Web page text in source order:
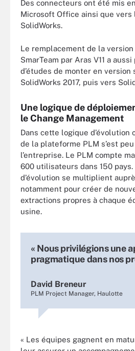
Des connecteurs ont été mis
Microsoft Office ainsi que vers
SolidWorks.
Le remplacement de la
SmarTeam par Aras V11 a
d’études de monter en version
SolidWorks 2017, puis vers
Une logique de
le Change Management
Dans cette logique d’évolution
de la plateforme PLM s’est
l’entreprise. Le PLM compte
600 utilisateurs dans 150
d’évolution se multiplient
notamment pour créer de
extractions propres à chaque
usine.
« Nous privilégions une
pragmatique dans nos
David Breneur
PLM Project Manager, Haulotte
« Les équipes gagnent en